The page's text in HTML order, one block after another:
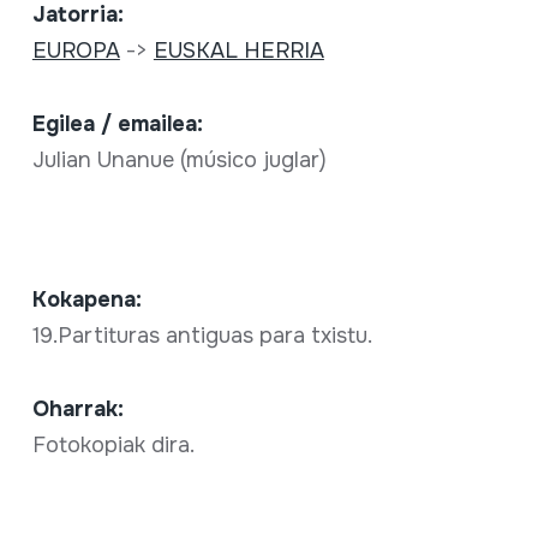
Jatorria:
EUROPA-> EUSKAL HERRIA
Egilea / emailea:
Julian Unanue (músico juglar)
Kokapena:
19.Partituras antiguas para txistu.
Oharrak:
Fotokopiak dira.